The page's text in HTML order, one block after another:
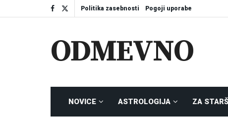
Politika zasebnosti Pogoji uporabe
ODMEVNO
NOVICE ASTROLOGIJA ZA